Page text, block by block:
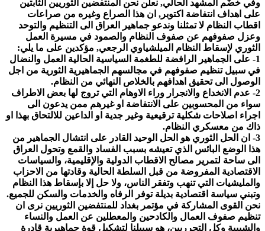
وفي خضّم المشهد الحالي, نعلن نحن المنتفضين الثوريين الثابتين
على اهداف انتفاضة اكتوبر, ان هذا الصراع وغيره من صراعات
اقطاب النظام لا تمثلنا وندعو جماهير العراق الى التنظيم والتوحد
وعزل صفوفهم عن صفوف النظام والصمود في مسيرة العمل
الثوري لإسقاط النظام الميلشياوي الرجعي, مؤكدين على ما يلي:
1- على الجماهير الرافضة للطغمة السياسية الحالية العمل والنضال
في سبيل تنظيم صفوفهم في مجالسهم الجماهيرية الثورية من اجل
الوصول الى تحقيق اهدافهم بالخلاص النهائي من النظام.
2- عدم الانخداع والانجرار وراء الاوهام التي تروج لها بعض الاطراف
سواء من المحسوبين على الانتفاضة او غيرهم ممن يدعون الى
اجراء اصلاحات شكلية ترقيعية وغير جدية او الداعين للالتحاق بهذا او
ذاك من معسكري النظام.
3- ان الحل الثوري هو الحل الوحيد القادر على انتشال الجماهير من
هذا الوضع البائس الذي تعيشه بسبب الفساد والقمع وتحول العراق
الى ساحة لتمرير مصالح الاقطاب الدولية والإقليمية، والسياسات
الاقتصادية المفروضة من قبل السلطة الحالية وقادتها من الاحزاب
والمليشيات التي تنهب وتفقر الناس، ولا حل إلا بإسقاط هذا النظام
وتبني سياسة اقتصادية بديلة توفر الرفاه والخدمات والسكن للجميع.
نحن القوى المشاركة في مؤتمر بغداد للمنتفضين الثوريين نرى ان
تنظيم صفوف العمال والكادحين والمعطلين عن العمل والنساء
والشبيبة وكل التحرريين، هو سبيلنا لتشكيل قوة جماهيرية قادرة